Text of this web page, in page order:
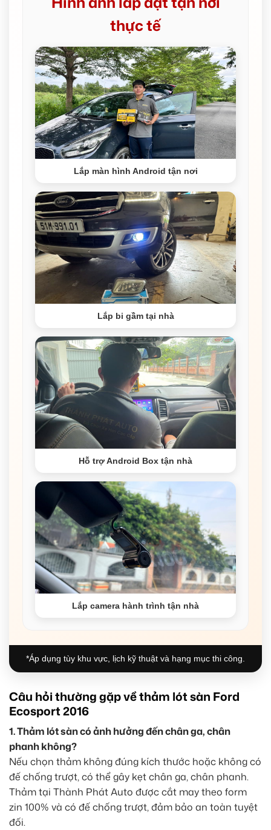
thực tế
Lắp màn hình Android tận nơi
Lắp bi gầm tại nhà
Hỗ trợ Android Box tận nhà
Lắp camera hành trình tận nhà
*Áp dụng tùy khu vực, lịch kỹ thuật và hạng mục thi công.
Câu hỏi thường gặp về thảm lót sàn Ford
Ecosport 2016
1. Thảm lót sàn có ảnh hưởng đến chân ga, chân
phanh không?
Nếu chọn thảm không đúng kích thước hoặc không có
đế chống trượt, có thể gây kẹt chân ga, chân phanh.
Thảm tại Thành Phát Auto được cắt may theo form
zin 100% và có đế chống trượt, đảm bảo an toàn tuyệt
đối.